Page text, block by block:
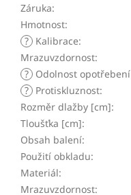
Záruka:
Hmotnost:
? Kalibrace:
Mrazuvzdornost:
? Odolnost opotřebení
? Protiskluznost:
Rozměr dlažby [cm]:
Tloušťka [cm]:
Obsah balení:
Použití obkladu:
Materiál:
Mrazuvzdornost: